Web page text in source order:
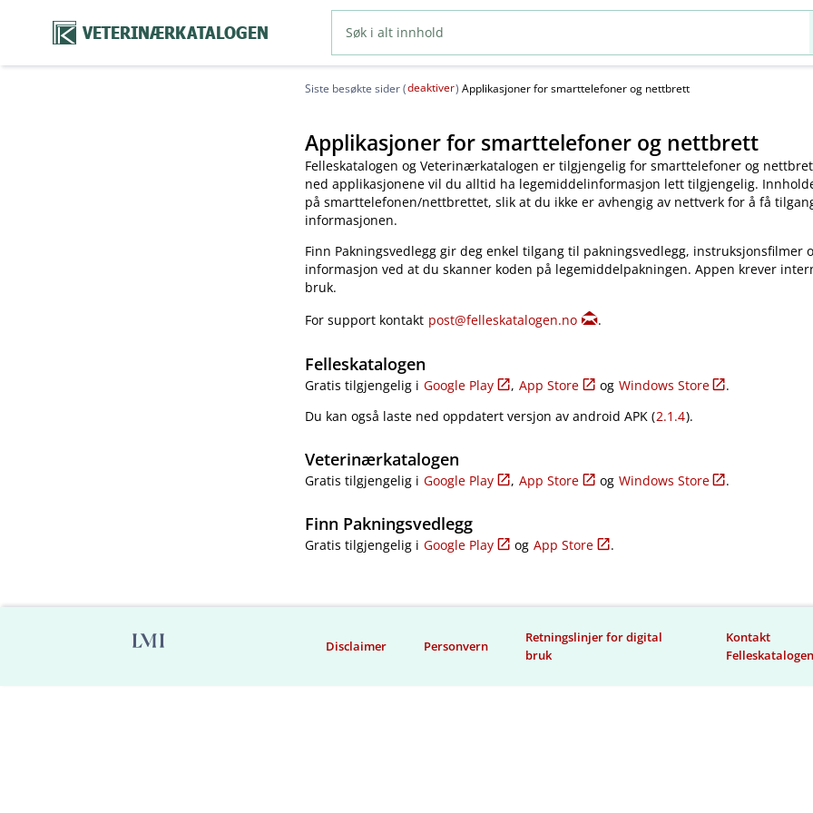
VETERINÆRKATALOGEN
Siste besøkte sider (deaktiver) Applikasjoner for smarttelefoner og nettbrett
Applikasjoner for smarttelefoner og nettbrett
Felleskatalogen og Veterinærkatalogen er tilgjengelig for smarttelefoner og
ned applikasjonene vil du alltid ha legemiddelinformasjon lett tilgjengelig.
på smarttelefonen​/​nettbrettet, slik at du ikke er avhengig av nettverk for å få
informasjonen.
Finn Pakningsvedlegg gir deg enkel tilgang til pakningsvedlegg, instruksjonsfilmer
informasjon ved at du skanner koden på legemiddelpakningen. Appen krever
bruk.
For support kontakt post@felleskatalogen.no .
Felleskatalogen
Gratis tilgjengelig i Google Play , App Store og Windows Store
.
Du kan også laste ned oppdatert versjon av android APK (2.1.4).
Veterinærkatalogen
Gratis tilgjengelig i Google Play , App Store og Windows Store .
Finn Pakningsvedlegg
Gratis tilgjengelig i Google Play og App Store .
Disclaimer Personvern
Retningslinjer for digital
bruk
Kontakt
Felleskatalogen